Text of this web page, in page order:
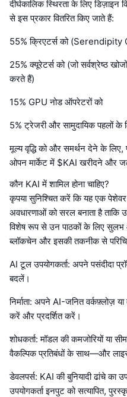
दीर्घकालिक स्थिरता के लिए डिज़ाइन
से इस प्रकार वितरित किए जाते हैं:
55% क्रिएटर्स को (Serendipity
25% क्यूरेटर्स को (जो सर्वश्रेष्ठ
करते हैं)
15% GPU नोड ऑपरेटरों को
5% ट्रेजरी और सामुदायिक पहलों के
मूल्य वृद्धि को और समर्थन देने के
ओपन मार्केट में $KAI खरीदने और
कौन KAI में शामिल होना चाहिए?
कृपया सुनिश्चित करें कि यह एक
अवधारणाओं को सरल बनाता है
विशेष रूप से उन पाठकों के लिए सुलभ
ब्लॉकचेन और इसकी तकनीक से
AI टूल उपयोगकर्ता: अपने पसंदीदा
बदलें।
निर्माता: अपने AI-जनित वर्कफ़्लोज़
करें और प्रदर्शित करें।
शोधकर्ता: मॉडल की कमजोरियों या
वैकल्पिक प्रतिबंधों के साथ—और
डेवलपर्स: KAI की बुनियादी ढांचे
उपयोगकर्ता इनपुट को सत्यापित,